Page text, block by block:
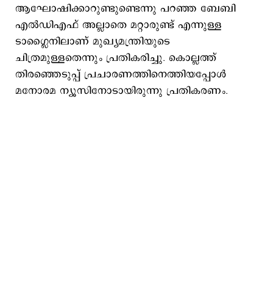
ആഘോഷിക്കാറുണ്ടുണ്ടെന്നു പറഞ്ഞ ബേബി
എല്‍ഡിഎഫ് അല്ലാതെ മറ്റാരുണ്ട് എന്നുള്ള
ടാഗ്ലൈനിലാണ് മുഖ്യമന്ത്രിയുടെ
ചിത്രമുള്ളതെന്നും പ്രതികരിച്ചു. കൊല്ലത്ത്
തിരഞ്ഞെടുപ്പ് പ്രചാരണത്തിനെത്തിയപ്പോള്‍
മനോരമ ന്യൂസിനോടായിരുന്നു പ്രതികരണം.